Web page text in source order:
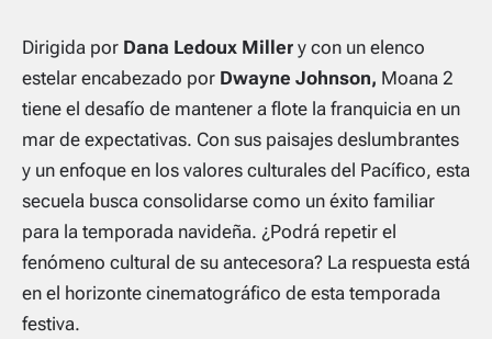
Dirigida por Dana Ledoux Miller y con un elenco
estelar encabezado por Dwayne Johnson, Moana 2
tiene el desafío de mantener a flote la franquicia en un
mar de expectativas. Con sus paisajes deslumbrantes
y un enfoque en los valores culturales del Pacífico, esta
secuela busca consolidarse como un éxito familiar
para la temporada navideña. ¿Podrá repetir el
fenómeno cultural de su antecesora? La respuesta está
en el horizonte cinematográfico de esta temporada
festiva.